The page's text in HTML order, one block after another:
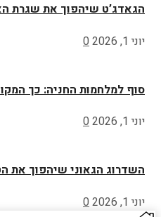
הגאדג’ט שיהפוך את שגרת
יוני 1, 2026
0
סוף למלחמות החניה: כך
יוני 1, 2026
0
השדרוג הגאוני שיהפוך את
יוני 1, 2026
0